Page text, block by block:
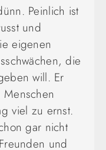
Peinlich ist
und
eigenen
die
will. Er
viel zu ernst.
gar nicht
und